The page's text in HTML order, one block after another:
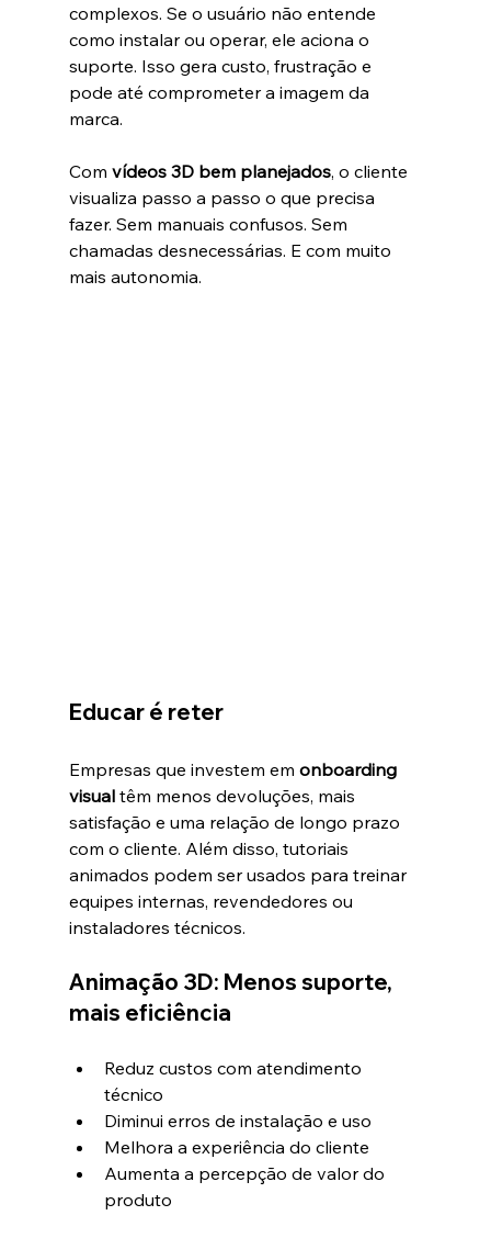
complexos. Se o usuário não entende
como instalar ou operar, ele aciona o
suporte. Isso gera custo, frustração e
pode até comprometer a imagem da
marca.
Com vídeos 3D bem planejados, o cliente
visualiza passo a passo o que precisa
fazer. Sem manuais confusos. Sem
chamadas desnecessárias. E com muito
mais autonomia.
Educar é reter
Empresas que investem em onboarding
visual têm menos devoluções, mais
satisfação e uma relação de longo prazo
com o cliente. Além disso, tutoriais
animados podem ser usados para treinar
equipes internas, revendedores ou
instaladores técnicos.
Animação 3D: Menos suporte,
mais eficiência
Reduz custos com atendimento
técnico
Diminui erros de instalação e uso
Melhora a experiência do cliente
Aumenta a percepção de valor do
produto